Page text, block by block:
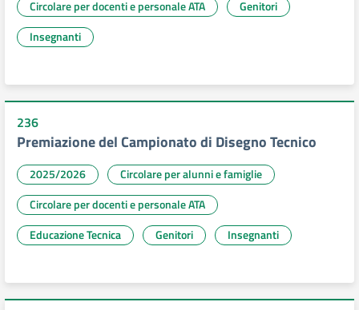
Circolare per docenti e personale ATA
Genitori
Insegnanti
236
Premiazione del Campionato di Disegno Tecnico
2025/2026
Circolare per alunni e famiglie
Circolare per docenti e personale ATA
Educazione Tecnica
Genitori Insegnanti